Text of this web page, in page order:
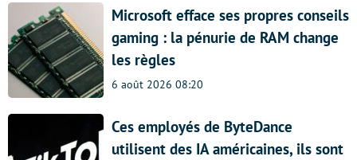
Microsoft efface ses propres conseils
gaming : la pénurie de RAM change
les règles
6 août 2026 08:20
Ces employés de ByteDance
utilisent des IA américaines, ils sont